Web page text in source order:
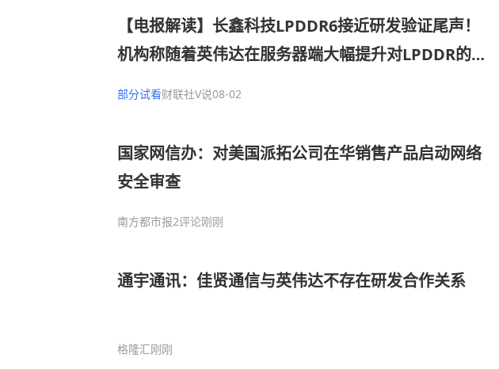
【电报解读】长鑫科技LPDDR6接近研发验证尾声！
机构称随着英伟达在服务器端大幅提升对LPDDR的需
部分试看财联社V说08-02
国家网信办：对美国派拓公司在华销售产品启动网络
安全审查
南方都市报2评论刚刚
通宇通讯：佳贤通信与英伟达不存在研发合作关系
格隆汇刚刚